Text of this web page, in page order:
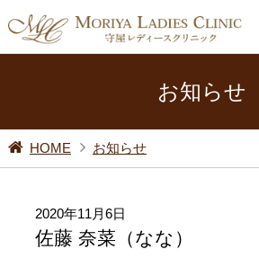
お知らせ
HOME お知らせ
2020年11月6日
佐藤 奈菜（なな）